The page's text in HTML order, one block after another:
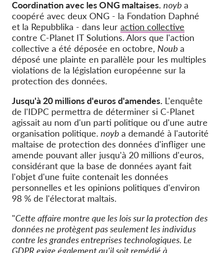
Coordination avec les ONG maltaises. noyb a
coopéré avec deux ONG - la Fondation Daphné
et la Repubblika - dans leur action collective
contre C-Planet IT Solutions. Alors que l'action
collective a été déposée en octobre, Noub a
déposé une plainte en parallèle pour les multiples
violations de la législation européenne sur la
protection des données.
Jusqu'à 20 millions d'euros d'amendes. L'enquête
de l'IDPC permettra de déterminer si C-Planet
agissait au nom d'un parti politique ou d'une autre
organisation politique. noyb a demandé à l'autorité
maltaise de protection des données d'infliger une
amende pouvant aller jusqu'à 20 millions d'euros,
considérant que la base de données ayant fait
l'objet d'une fuite contenait les données
personnelles et les opinions politiques d'environ
98 % de l'électorat maltais.
"Cette affaire montre que les lois sur la protection des
données ne protègent pas seulement les individus
contre les grandes entreprises technologiques. Le
GDPR exige également qu'il soit remédié à